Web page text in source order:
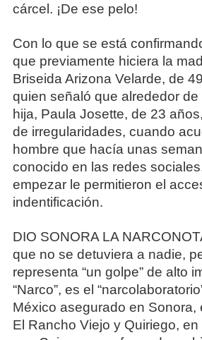
cárcel. ¡De ese pelo!
Con lo que se está
que previamente hiciera la
Briseida Arizona Velarde, de
quien señaló que alrededor de
hija, Paula Josette, de 23
de irregularidades, cuando
hombre que hacía unas
conocido en las redes
empezar le permitieron el
indentificación.
DIO SONORA LA
que no se detuviera a nadie,
representa “un golpe” de alto
“Narco”, es el
México asegurado en Sonora,
El Rancho Viejo y Quiriego,